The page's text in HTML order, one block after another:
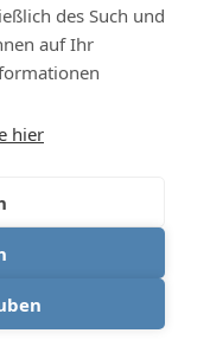
des Such und
auf Ihr
hier